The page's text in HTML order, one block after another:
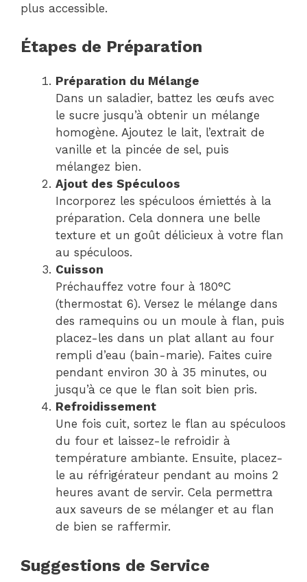
plus accessible.
Étapes de Préparation
Préparation du Mélange
Dans un saladier, battez les œufs avec
le sucre jusqu’à obtenir un mélange
homogène. Ajoutez le lait, l’extrait de
vanille et la pincée de sel, puis
mélangez bien.
Ajout des Spéculoos
Incorporez les spéculoos émiettés à la
préparation. Cela donnera une belle
texture et un goût délicieux à votre flan
au spéculoos.
Cuisson
Préchauffez votre four à 180°C
(thermostat 6). Versez le mélange dans
des ramequins ou un moule à flan, puis
placez-les dans un plat allant au four
rempli d’eau (bain-marie). Faites cuire
pendant environ 30 à 35 minutes, ou
jusqu’à ce que le flan soit bien pris.
Refroidissement
Une fois cuit, sortez le flan au spéculoos
du four et laissez-le refroidir à
température ambiante. Ensuite, placez-
le au réfrigérateur pendant au moins 2
heures avant de servir. Cela permettra
aux saveurs de se mélanger et au flan
de bien se raffermir.
Suggestions de Service